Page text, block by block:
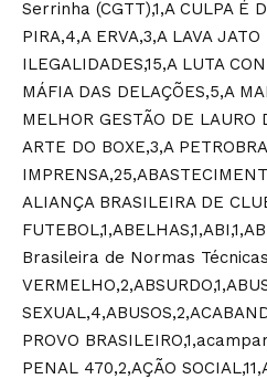
Serrinha (CGTT),1,A CULPA É
PIRA,4,A ERVA,3,A LAVA JATO
ILEGALIDADES,15,A LUTA
MÁFIA DAS DELAÇÕES,5,A
MELHOR GESTÃO DE LAURO
ARTE DO BOXE,3,A
ALIANÇA BRASILEIRA DE
Brasileira de Normas
PROVO
PENAL 470,2,AÇÃO